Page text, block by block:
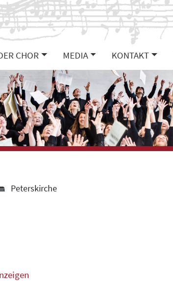
CHOR MEDIA KONTAKT
Peterskirche